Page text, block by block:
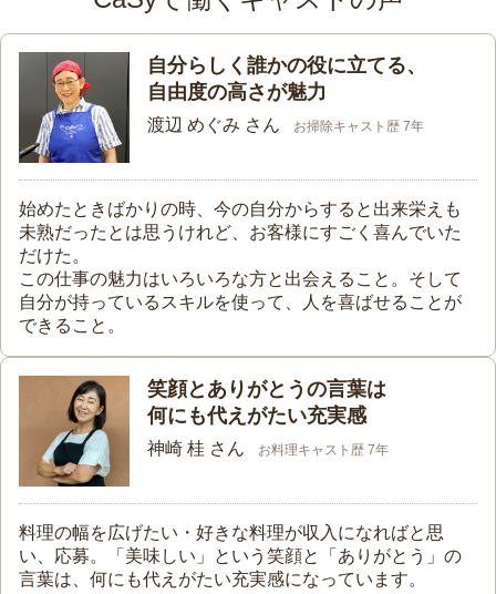
自分らしく誰かの役に立てる、
自由度の高さが魅力
渡辺 めぐみ さん お掃除キャスト歴 7年
始めたときばかりの時、今の自分からすると出来栄えも
未熟だったとは思うけれど、お客様にすごく喜んでいた
だけた。
この仕事の魅力はいろいろな方と出会えること。そして
自分が持っているスキルを使って、人を喜ばせることが
できること。
笑顔とありがとうの言葉は
何にも代えがたい充実感
神崎 桂 さん お料理キャスト歴 7年
料理の幅を広げたい・好きな料理が収入になればと思
い、応募。「美味しい」という笑顔と「ありがとう」の
言葉は、何にも代えがたい充実感になっています。